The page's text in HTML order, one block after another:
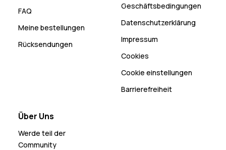
FAQ
Meine bestellungen
Rücksendungen
Geschäftsbedingungen
Datenschutzerklärung
Impressum
Cookies
Cookie einstellungen
Barrierefreiheit
Über Uns
Werde teil der
Community